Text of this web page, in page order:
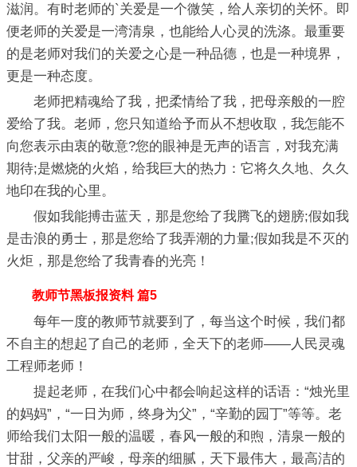
滋润。有时老师的`关爱是一个微笑，给人亲切的关怀。即
便老师的关爱是一湾清泉，也能给人心灵的洗涤。最重要
的是老师对我们的关爱之心是一种品德，也是一种境界，
更是一种态度。
老师把精魂给了我，把柔情给了我，把母亲般的一腔
爱给了我。老师，您只知道给予而从不想收取，我怎能不
向您表示由衷的敬意?您的眼神是无声的语言，对我充满
期待;是燃烧的火焰，给我巨大的热力：它将久久地、久久
地印在我的心里。
假如我能搏击蓝天，那是您给了我腾飞的翅膀;假如我
是击浪的勇士，那是您给了我弄潮的力量;假如我是不灭的
火炬，那是您给了我青春的光亮！
教师节黑板报资料 篇5
每年一度的教师节就要到了，每当这个时候，我们都
不自主的想起了自己的老师，全天下的老师——人民灵魂
工程师老师！
提起老师，在我们心中都会响起这样的话语：“烛光里
的妈妈”，“一日为师，终身为父”，“辛勤的园丁”等等。老
师给我们太阳一般的温暖，春风一般的和煦，清泉一般的
甘甜，父亲的严峻，母亲的细腻，天下最伟大，最高洁的